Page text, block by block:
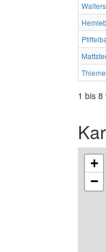
1 bis 8
+
−